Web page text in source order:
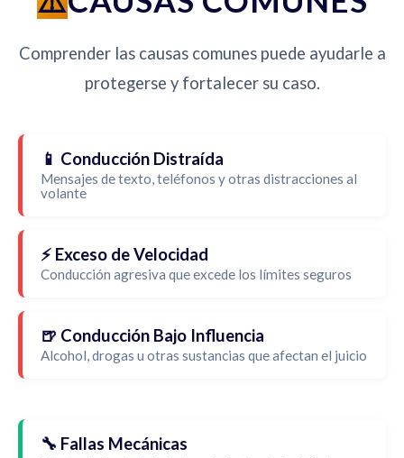
Comprender las causas comunes puede ayudarle a
protegerse y fortalecer su caso.
📱 Conducción Distraída
Mensajes de texto, teléfonos y otras distracciones al
volante
⚡ Exceso de Velocidad
Conducción agresiva que excede los límites seguros
🍺 Conducción Bajo Influencia
Alcohol, drogas u otras sustancias que afectan el juicio
🔧 Fallas Mecánicas